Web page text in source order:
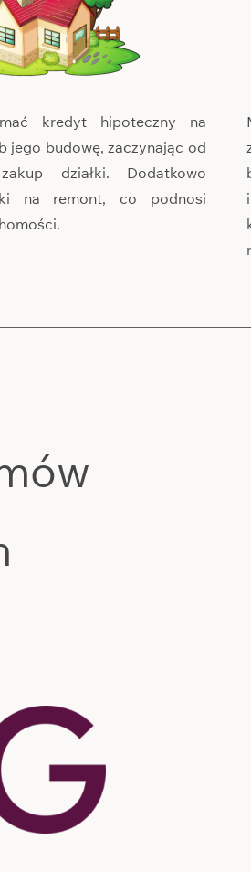
kredyt hipoteczny na
jego budowę, zaczynając od
działki. Dodatkowo
na remont, co podnosi